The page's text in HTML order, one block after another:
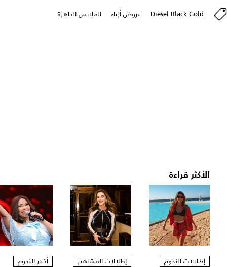
Diesel Black Gold عروض أزياء الملابس الجاهزة
الأكثر قراءة
إطلالات النجوم إطلالات المشاهير أخبار النجوم